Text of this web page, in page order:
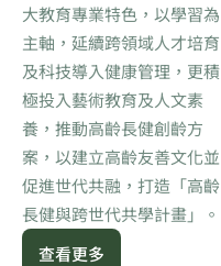
大教育專業特色，以學習為
主軸，延續跨領域人才培育
及科技導入健康管理，更積
極投入藝術教育及人文素
養，推動高齡長健創齡方
案，以建立高齡友善文化並
促進世代共融，打造「高齡
長健與跨世代共學計畫」。
查看更多